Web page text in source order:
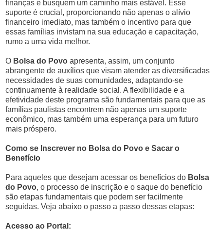
finanças e busquem um caminho mais estável. Esse
suporte é crucial, proporcionando não apenas o alívio
financeiro imediato, mas também o incentivo para que
essas famílias invistam na sua educação e capacitação,
rumo a uma vida melhor.
O Bolsa do Povo apresenta, assim, um conjunto
abrangente de auxílios que visam atender as diversificadas
necessidades de suas comunidades, adaptando-se
continuamente à realidade social. A flexibilidade e a
efetividade deste programa são fundamentais para que as
famílias paulistas encontrem não apenas um suporte
econômico, mas também uma esperança para um futuro
mais próspero.
Como se Inscrever no Bolsa do Povo e Sacar o
Benefício
Para aqueles que desejam acessar os benefícios do Bolsa
do Povo, o processo de inscrição e o saque do benefício
são etapas fundamentais que podem ser facilmente
seguidas. Veja abaixo o passo a passo dessas etapas:
Acesso ao Portal: